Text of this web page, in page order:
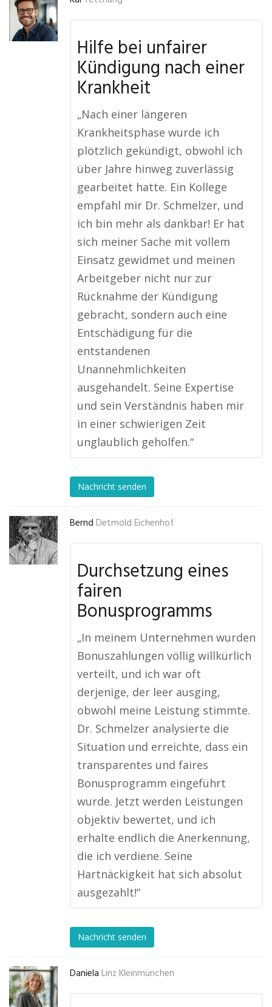
Hilfe bei unfairer
Kündigung nach einer
Krankheit
„Nach einer längeren
Krankheitsphase wurde ich
plötzlich gekündigt, obwohl ich
über Jahre hinweg zuverlässig
gearbeitet hatte. Ein Kollege
empfahl mir Dr. Schmelzer, und
ich bin mehr als dankbar! Er hat
sich meiner Sache mit vollem
Einsatz gewidmet und meinen
Arbeitgeber nicht nur zur
Rücknahme der Kündigung
gebracht, sondern auch eine
Entschädigung für die
entstandenen
Unannehmlichkeiten
ausgehandelt. Seine Expertise
und sein Verständnis haben mir
in einer schwierigen Zeit
unglaublich geholfen.“
Nachricht senden
Bernd Detmold Eichenhof
Durchsetzung eines
fairen
Bonusprogramms
„In meinem Unternehmen wurden
Bonuszahlungen völlig willkürlich
verteilt, und ich war oft
derjenige, der leer ausging,
obwohl meine Leistung stimmte.
Dr. Schmelzer analysierte die
Situation und erreichte, dass ein
transparentes und faires
Bonusprogramm eingeführt
wurde. Jetzt werden Leistungen
objektiv bewertet, und ich
erhalte endlich die Anerkennung,
die ich verdiene. Seine
Hartnäckigkeit hat sich absolut
ausgezahlt!“
Nachricht senden
Daniela Linz Kleinmünchen